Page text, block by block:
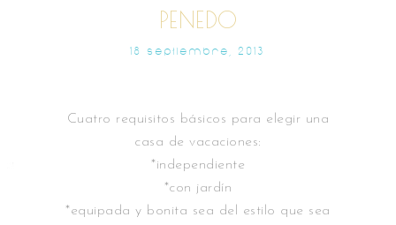
PENEDO
18 SEPTIEMBRE, 2013
Cuatro requisitos básicos para elegir una
casa de vacaciones:
*independiente
*con jardín
*equipada y bonita sea del estilo que sea